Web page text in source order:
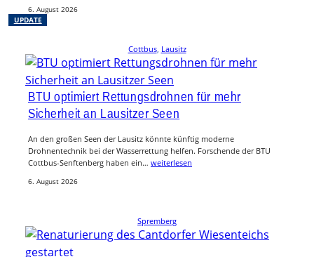
UPDATE
6. August 2026
Cottbus, Lausitz
BTU optimiert Rettungsdrohnen für mehr
Sicherheit an Lausitzer Seen
An den großen Seen der Lausitz könnte künftig moderne
Drohnentechnik bei der Wasserrettung helfen. Forschende der BTU
Cottbus-Senftenberg haben ein… weiterlesen
6. August 2026
Spremberg